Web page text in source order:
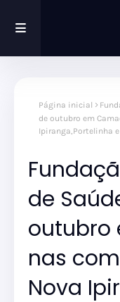
Página inicial
de outubro em
Ipiranga,Portelinha
de
outubro
nas
Nova